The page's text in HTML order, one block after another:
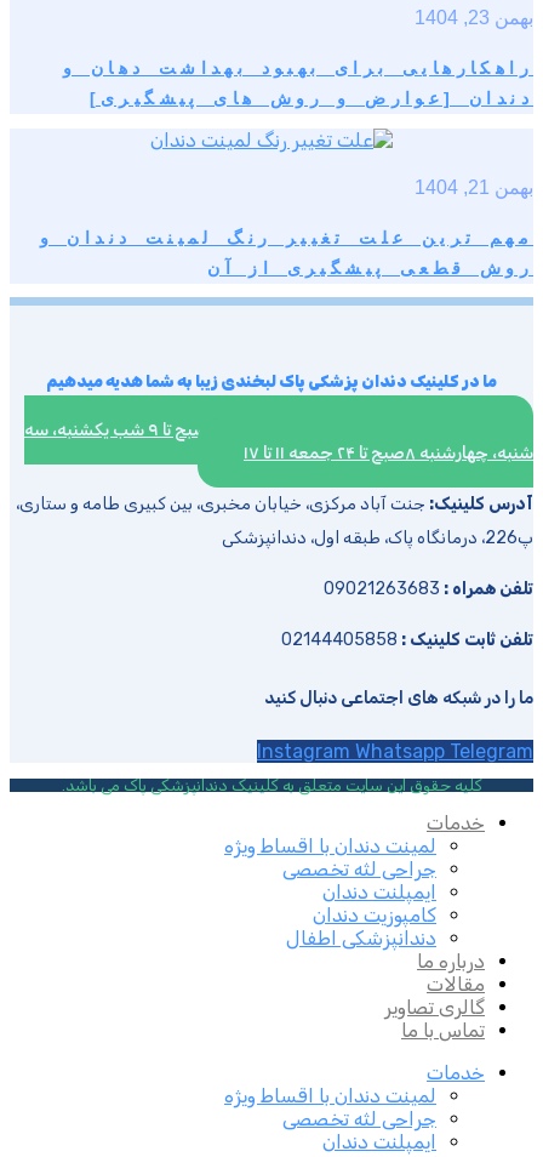
بهمن 23, 1404
راهکارهایی برای بهبود بهداشت دهان و
دندان [عوارض و روش های پیشگیری]
بهمن 21, 1404
مهم ترین علت تغییر رنگ لمینت دندان و
روش قطعی پیشگیری از آن
ما در کلینیک دندان پزشکی پاک لبخندی زیبا به شما هدیه میدهیم
ساعت کاری :شنبه، دوشنبه، پنج شنبه ۸صبح تا ۹ شب یکشنبه، سه
شنبه، چهارشنبه ۸صبح تا ۲۴ جمعه ۱۱ تا ۱۷
آدرس کلینیک: جنت آباد مرکزی، خیابان مخبری، بین کبیری طامه و ستاری،
پ226، درمانگاه پاک، طبقه اول، دندانپزشکی
تلفن همراه :
تلفن ثابت کلینیک :
ما را در شبکه های اجتماعی دنبال کنید
Instagram Whatsapp Telegram
کلیه حقوق این سایت متعلق به کلینیک دندانپزشکی پاک می باشد.
خدمات
لمینت دندان با اقساط ویژه
جراحی لثه تخصصی
ایمپلنت دندان
کامپوزیت دندان
دندانپزشکی اطفال
درباره ما
مقالات
گالری تصاویر
تماس با ما
خدمات
لمینت دندان با اقساط ویژه
جراحی لثه تخصصی
ایمپلنت دندان